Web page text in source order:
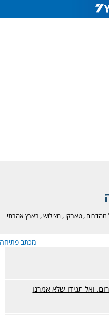
מהדרום ,טארקו ,חצילוש,בארץ אהבתי
https://
מכתב פתיחה
ואל תגידו שלא אמרנו